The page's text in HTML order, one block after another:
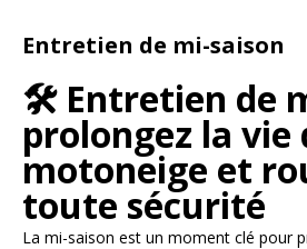
Entretien de mi-saison
🛠️ Entretien de
prolongez la vie
motoneige et
toute sécurité
La mi-saison est un moment clé pour